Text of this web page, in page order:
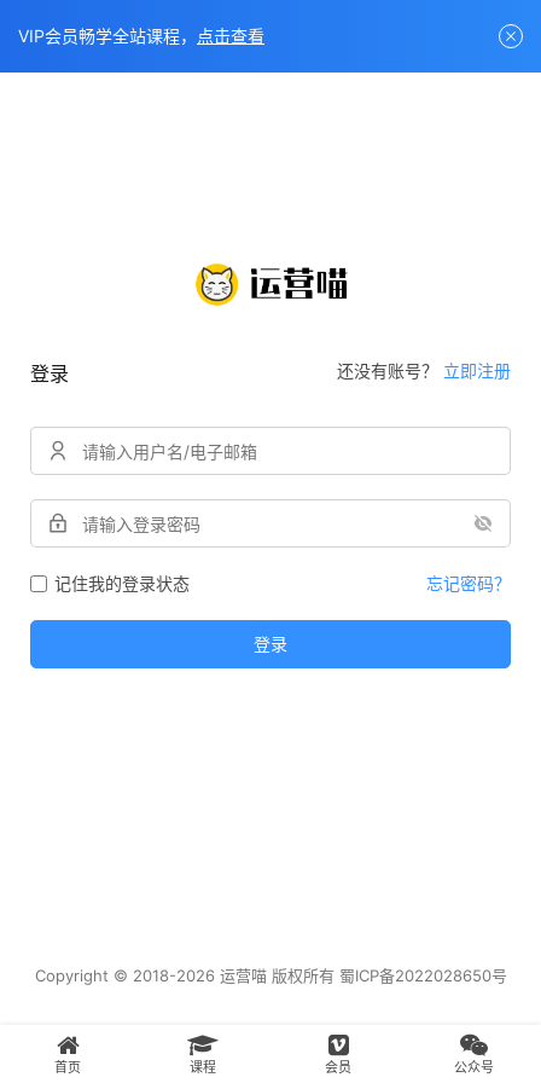
登录 还没有账号？ 立即注册
记住我的登录状态 忘记密码？
登录
Copyright © 2018-2026 运营喵 版权所有 蜀ICP备2022028650号
首页 课程 会员 公众号
VIP会员畅学全站课程， 点击查看